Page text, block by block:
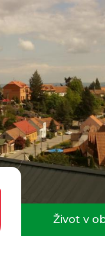
Život v